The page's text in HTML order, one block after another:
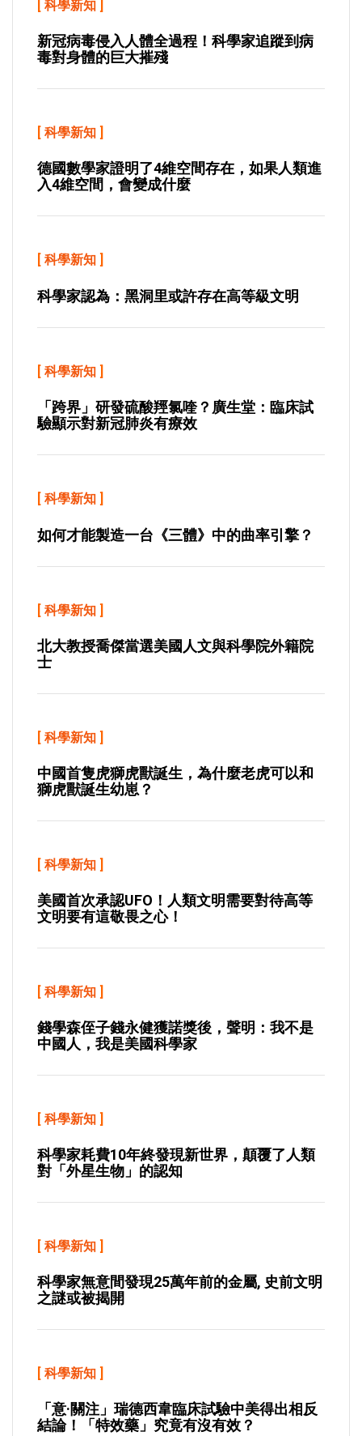
科學新知
新冠病毒侵入人體全過程！科學家追蹤到病
毒對身體的巨大摧殘
[ 科學新知 ]
德國數學家證明了4維空間存在，如果人類進
入4維空間，會變成什麼
[ 科學新知 ]
科學家認為：黑洞里或許存在高等級文明
[ 科學新知 ]
「跨界」研發硫酸羥氯喹？廣生堂：臨床試
驗顯示對新冠肺炎有療效
[ 科學新知 ]
如何才能製造一台《三體》中的曲率引擎？
[ 科學新知 ]
北大教授喬傑當選美國人文與科學院外籍院
士
[ 科學新知 ]
中國首隻虎獅虎獸誕生，為什麼老虎可以和
獅虎獸誕生幼崽？
[ 科學新知 ]
美國首次承認UFO！人類文明需要對待高等
文明要有這敬畏之心！
[ 科學新知 ]
錢學森侄子錢永健獲諾獎後，聲明：我不是
中國人，我是美國科學家
[ 科學新知 ]
科學家耗費10年終發現新世界，顛覆了人類
對「外星生物」的認知
[ 科學新知 ]
科學家無意間發現25萬年前的金屬, 史前文明
之謎或被揭開
[ 科學新知 ]
「意·關注」瑞德西韋臨床試驗中美得出相反
結論！「特效藥」究竟有沒有效？